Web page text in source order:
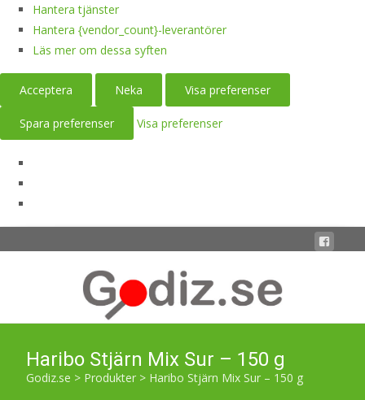
Hantera tjänster
Hantera {vendor_count}-leverantörer
Läs mer om dessa syften
Acceptera Neka Visa preferenser
Spara preferenser Visa preferenser
Haribo Stjärn Mix Sur – 150 g
Godiz.se > Produkter > Haribo Stjärn Mix Sur – 150 g